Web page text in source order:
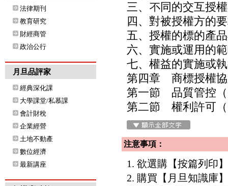
法律期刊
教育研究
財經商管
政治公行
月旦品評家
經典深化課
大學課堂/私慕課
會計財稅
企業經營
土地不動產
數位經濟
最新講座
三、不同的交互授
四、對被授權方的
五、授權的標的產
六、實施或運用的
七、權益的實施或
第四章 商標授權協
第一節 品質管控（
第二節 權利許可（
注意事項：
1. 欲選購【按篇列印
2. 購買【月旦知識庫